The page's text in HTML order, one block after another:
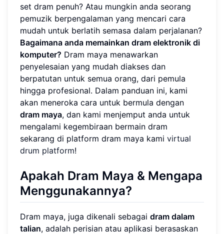
set dram penuh? Atau mungkin anda seorang
pemuzik berpengalaman yang mencari cara
mudah untuk berlatih semasa dalam perjalanan?
Bagaimana anda memainkan dram elektronik di
komputer? Dram maya menawarkan
penyelesaian yang mudah diakses dan
berpatutan untuk semua orang, dari pemula
hingga profesional. Dalam panduan ini, kami
akan meneroka cara untuk bermula dengan
dram maya, dan kami menjemput anda untuk
mengalami kegembiraan bermain dram
sekarang di platform dram maya kami virtual
drum platform!
Apakah Dram Maya & Mengapa
Menggunakannya?
Dram maya, juga dikenali sebagai dram dalam
talian, adalah perisian atau aplikasi berasaskan